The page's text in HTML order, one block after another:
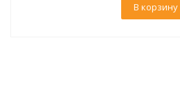
В корзину